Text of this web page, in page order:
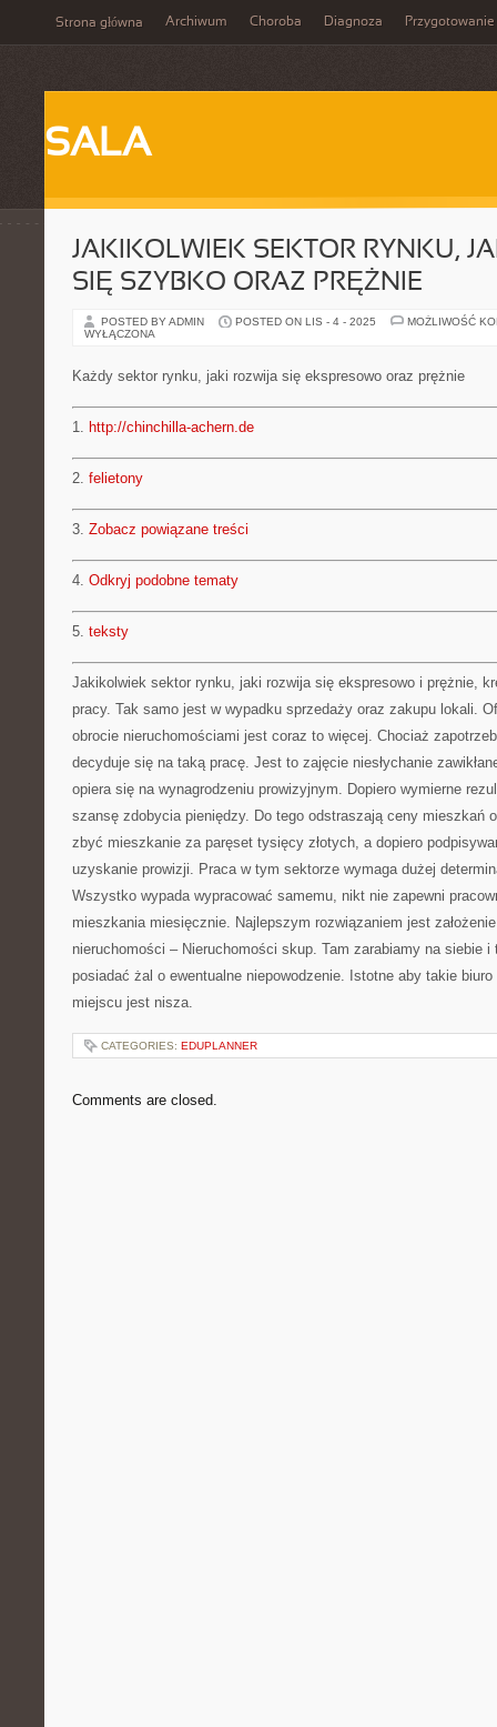
Strona główna Archiwum Choroba Diagnoza Przygotowanie
SALA
JAKIKOLWIEK SEKTOR RYNKU,
SIĘ SZYBKO ORAZ PRĘŻNIE
POSTED BY ADMIN POSTED ON LIS - 4 - 2025
MOŻLIWOŚĆ
WYŁĄCZONA
Każdy sektor rynku, jaki rozwija się ekspresowo oraz prężnie
1. http://chinchilla-achern.de
2. felietony
3. Zobacz powiązane treści
4. Odkryj podobne tematy
5. teksty
Jakikolwiek sektor rynku, jaki rozwija się ekspresowo i prężnie,
pracy. Tak samo jest w wypadku sprzedaży oraz zakupu lokali.
obrocie nieruchomościami jest coraz to więcej. Chociaż
decyduje się na taką pracę. Jest to zajęcie niesłychanie
opiera się na wynagrodzeniu prowizyjnym. Dopiero wymierne
szansę zdobycia pieniędzy. Do tego odstraszają ceny mieszkań
zbyć mieszkanie za paręset tysięcy złotych, a dopiero
uzyskanie prowizji. Praca w tym sektorze wymaga dużej
Wszystko wypada wypracować samemu, nikt nie zapewni
mieszkania miesięcznie. Najlepszym rozwiązaniem jest założenie
nieruchomości – Nieruchomości skup. Tam zarabiamy na siebie
posiadać żal o ewentualne niepowodzenie. Istotne aby takie
miejscu jest nisza.
CATEGORIES: EDUPLANNER
Comments are closed.